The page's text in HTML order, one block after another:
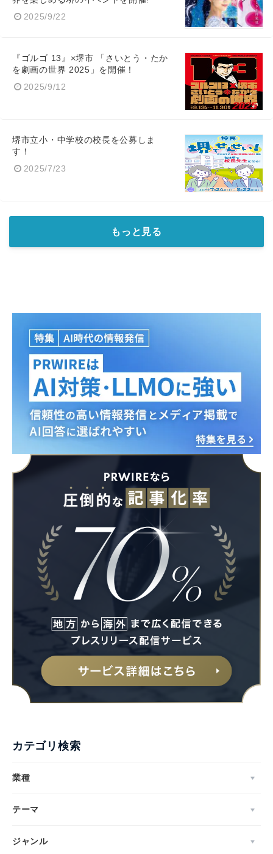
2025/9/22
『ゴルゴ 13』×堺市 「さいとう・たか
を劇画の世界 2025」を開催！
2025/9/12
堺市立小・中学校の校長を公募しま
す！
2025/7/23
もっと見る
カテゴリ検索
業種
テーマ
ジャンル